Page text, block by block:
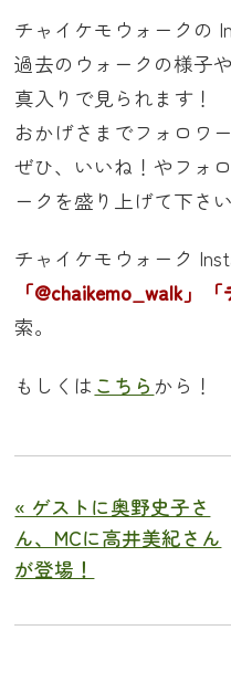
チャイケモウォークの
過去のウォークの様子
真入りで見られます！
おかげさまでフォロワ
ぜひ、いいね！やフォ
ークを盛り上げて下さい
チャイケモウォーク
「@chaikemo_walk」
索。
もしくは こちら から！
« ゲストに奥野史子さ
ん、MCに高井美紀さん
が登場！